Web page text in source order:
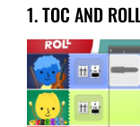
1. TOC AND